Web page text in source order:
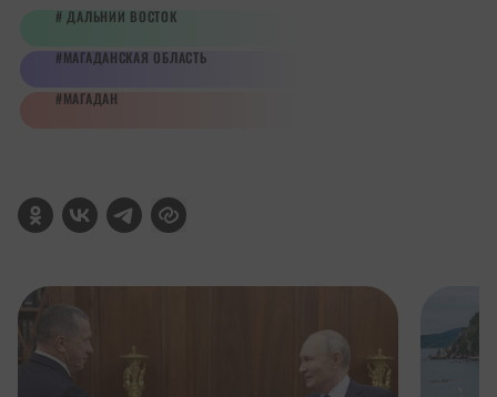
ДАЛЬНИЙ ВОСТОК
МАГАДАНСКАЯ ОБЛАСТЬ
МАГАДАН